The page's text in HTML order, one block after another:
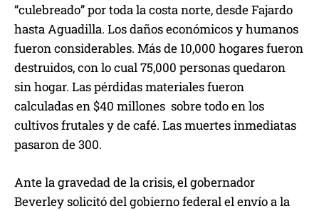
“culebreado” por toda la costa norte, desde Fajardo
hasta Aguadilla. Los daños económicos y humanos
fueron considerables. Más de 10,000 hogares fueron
destruidos, con lo cual 75,000 personas quedaron
sin hogar. Las pérdidas materiales fueron
calculadas en $40 millones sobre todo en los
cultivos frutales y de café. Las muertes inmediatas
pasaron de 300.
Ante la gravedad de la crisis, el gobernador
Beverley solicitó del gobierno federal el envío a la